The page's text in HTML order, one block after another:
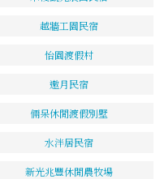
越牆工園民宿
怡園渡假村
邀月民宿
倆呆休閒渡假別墅
水泮居民宿
新光兆豐休閒農牧場